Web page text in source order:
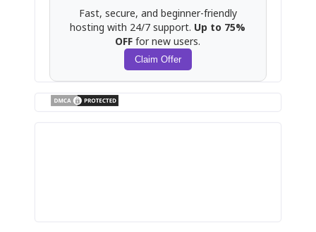
Fast, secure, and beginner-friendly
hosting with 24/7 support. Up to 75%
OFF for new users.
Claim Offer